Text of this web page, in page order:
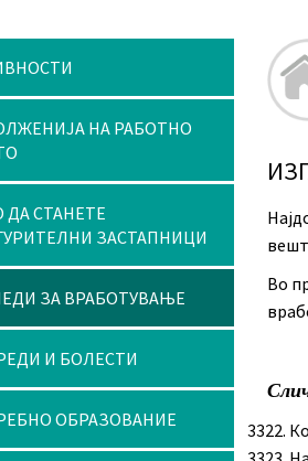
НА РАБОТНО
ДА СТАНЕТЕ
ЗАСТАПНИЦИ
ЗА ВРАБОТУВАЊЕ
И БОЛЕСТИ
ОБРАЗОВАНИЕ
Во